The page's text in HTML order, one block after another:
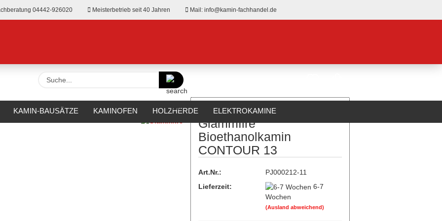
04442-926020 Meisterbetrieb seit 40 Jahren Mail: info@kamin-fachhandel.de
Suche...
KAMIN-BAUSÄTZE KAMINOFEN HOLZHERDE ELEKTROKAMINE
Glammfire
Bioethanolkamin
CONTOUR 13
Art.Nr.:
PJ000212-11
Lieferzeit:
6-7
Wochen
(Ausland abweichend)